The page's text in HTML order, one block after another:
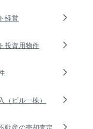
経営
投資用物件
（ビル一棟）
動産の売却査定